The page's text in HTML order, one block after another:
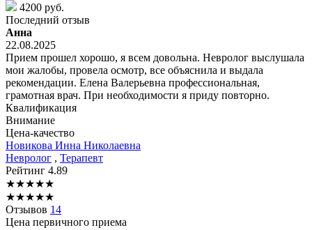
4200 руб.
Последний отзыв
Анна
22.08.2025
Прием прошел хорошо, я всем довольна. Невролог выслушала
мои жалобы, провела осмотр, все объяснила и выдала
рекомендации. Елена Валерьевна профессиональная,
грамотная врач. При необходимости я приду повторно.
Квалификация
Внимание
Цена-качество
Новикова Инна Николаевна
Невролог , Терапевт
Рейтинг 4.89
★★★★★
★★★★★
Отзывов 14
Цена первичного приема